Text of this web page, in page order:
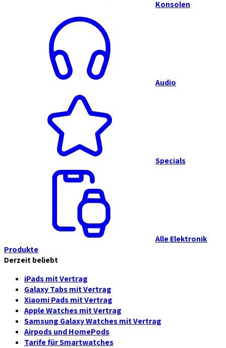
Konsolen
Audio
Specials
Alle Elektronik
Produkte
Derzeit beliebt
iPads mit Vertrag
Galaxy Tabs mit Vertrag
Xiaomi Pads mit Vertrag
Apple Watches mit Vertrag
Samsung Galaxy Watches mit Vertrag
Airpods und HomePods
Tarife für Smartwatches